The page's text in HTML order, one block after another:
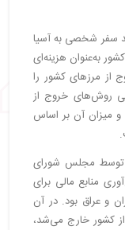
کشور
کشور چه
کشور ۱۴۰۴
سفر شخصی به آسیا
به‌عنوان هزینه‌ای
مرزهای کشور را
روش‌های خروج از
و میزان آن بر اساس
این قانون برای اولین‌بار در تیرماه سال ۱۳۶۴ توسط مجلس شورای
منابع مالی برای
و عراق بود. در آن
کشور خارج می‌شد،